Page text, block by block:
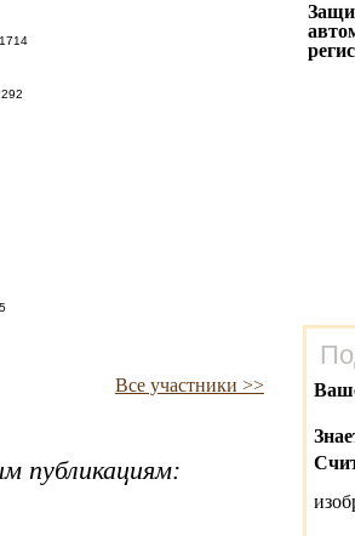
Все участники >>
публикациям: